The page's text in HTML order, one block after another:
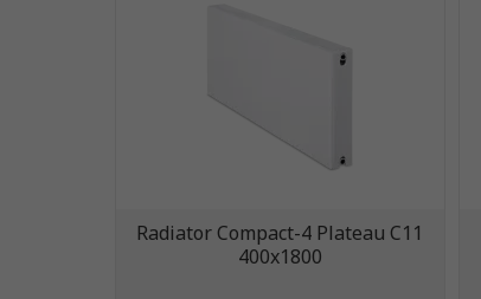
Radiator Compact-4 Plateau C11
400x1800